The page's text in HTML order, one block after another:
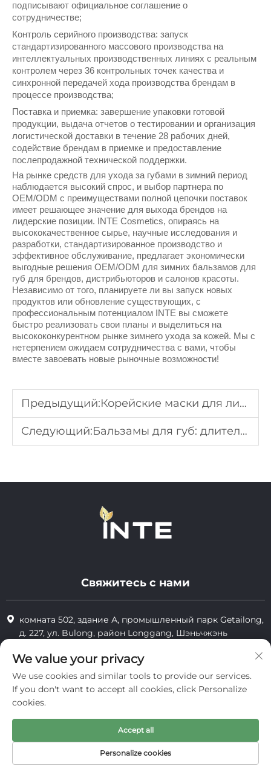
подписывают официальное соглашение о
сотрудничестве;
Контроль серийного производства: запуск
стандартизированного массового производства на
интеллектуальных производственных линиях с реальным
контролем через 36 контрольных точек качества и
синхронной передачей хода производства брендам в
процессе производства;
Поставка и приемка: завершение упаковки готовой
продукции, выдача отчетов о тестировании и организация
логистической доставки в течение 28 рабочих дней,
содействие брендам в приемке и предоставление
послепродажной технической поддержки.
На рынке средств для ухода за губами в зимний период
наблюдается высокий спрос, и выбор партнера по
OEM/ODM с преимуществами полной цепочки поставок
имеет решающее значение для выхода брендов на
лидерские позиции. INTE Cosmetics, опираясь на
высококачественное сырье, научные исследования и
разработки, стандартизированное производство и
эффективное обслуживание, предлагает экономически
выгодные решения OEM/ODM для зимних бальзамов для
губ для брендов, дистрибьюторов и салонов красоты.
Независимо от того, планируете ли вы запуск новых
продуктов или обновление существующих, с
профессиональным потенциалом INTE вы сможете
быстро реализовать свои планы и выделиться на
высококонкурентном рынке зимнего ухода за кожей. Мы с
нетерпением ожидаем сотрудничества с вами, чтобы
вместе завоевать новые рыночные возможности!
Предыдущий:Корейские маски для лица (K-Beauty): почему они так популярны?
Следующий:Бальзамы для губ: длительное увлажнение для здоровых губ
Свяжитесь с нами
комната 502, здание А, промышленный парк Getailong,
д. 227, ул. Bulong, район Longgang, Шэньчжэнь
+86-13823773549
[email protected]
Все права защищены © 2025 Inte Cosmetics (Shenzhen) Co., Ltd.
конфиденциальность
We value your privacy
We use cookies and similar tools to provide our services.
If you don't want to accept all cookies, click Personalize
cookies.
Personalize cookies
Accept all